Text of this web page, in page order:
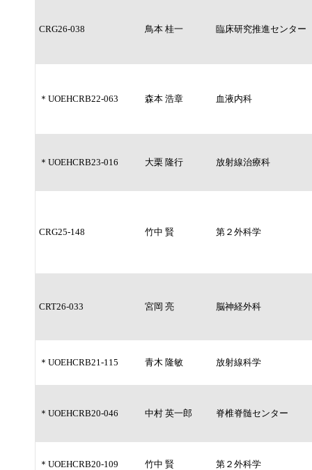
CRG26-038 鳥本 桂一 臨床研究推進センター
＊UOEHCRB22-063 森本 浩章 血液内科
＊UOEHCRB23-016 大栗 隆行 放射線治療科
CRG25-148 竹中 賢 第２外科学
CRT26-033 宮岡 亮 脳神経外科
＊UOEHCRB21-115 青木 隆敏 放射線科学
＊UOEHCRB20-046 中村 英一郎 脊椎脊髄センター
＊UOEHCRB20-109 竹中 賢 第２外科学